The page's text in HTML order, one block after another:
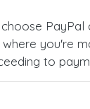
you're
to